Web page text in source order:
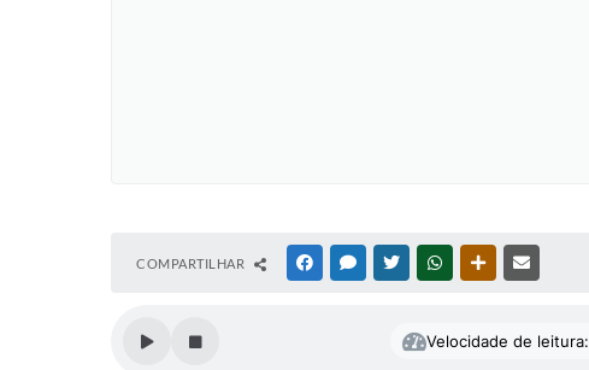
COMPARTILHAR FACEBOOKMESSENGER
TWITTERWHATSAPPOUTRAS MÍDIAS
Velocidade de leitura: